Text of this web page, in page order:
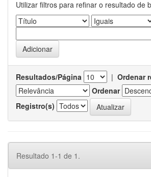
Utilizar filtros para refinar o resultado de
Resultados/Página | Ordenar
Ordenar
Registro(s)
Resultado 1-1 de 1.